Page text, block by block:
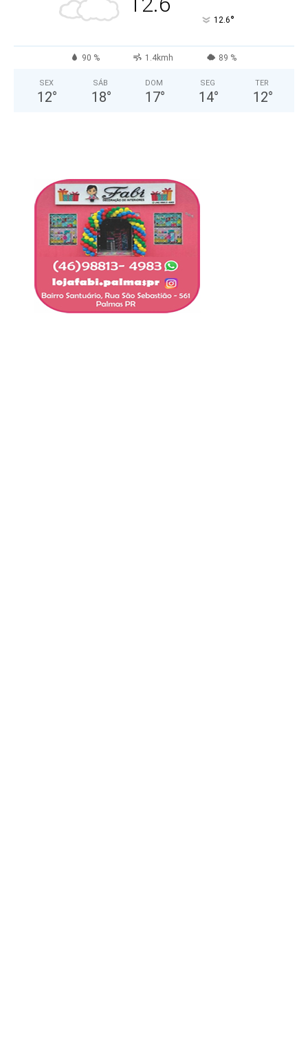
12.6°
90 % 1.4kmh 89 %
SEX
12°
SÁB
18°
DOM
17°
SEG
14°
TER
12°